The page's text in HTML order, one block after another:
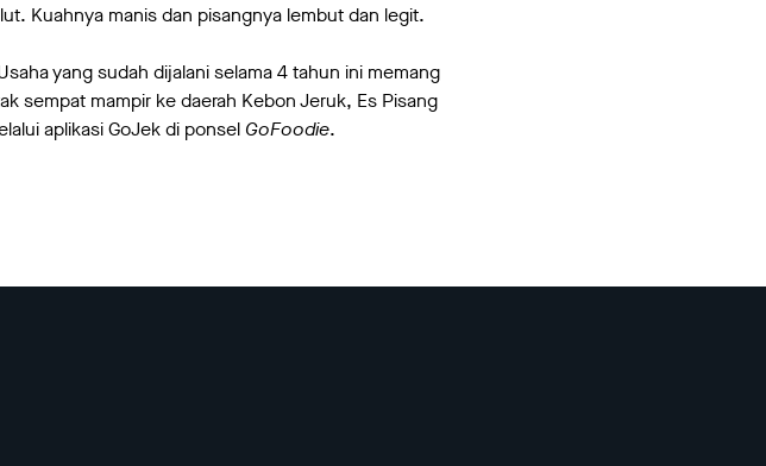
Kuahnya manis dan pisangnya lembut dan legit.
yang sudah dijalani selama 4 tahun ini memang
sempat mampir ke daerah Kebon Jeruk, Es Pisang
aplikasi GoJek di ponsel GoFoodie.